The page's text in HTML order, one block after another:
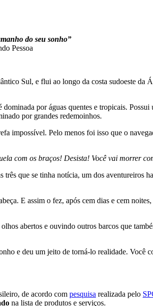
do seu sonho”
Pessoa
Sul, e flui ao longo da costa sudoeste da
por águas quentes e tropicais.
por grandes redemoinhos.
impossível. Pelo menos foi isso que o
com os braços! Desista! Você vai morrer
que se tinha notícia, um dos aventureiros
E assim o fez, após cem dias e cem
abertos e ouvindo outros barcos que
e deu um jeito de torná-lo realidade. Você
de acordo com pesquisa realizada pelo
na lista de produtos e serviços.